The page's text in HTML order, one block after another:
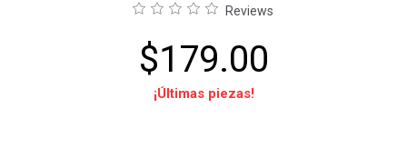
Reviews
$179.00
¡Últimas piezas!